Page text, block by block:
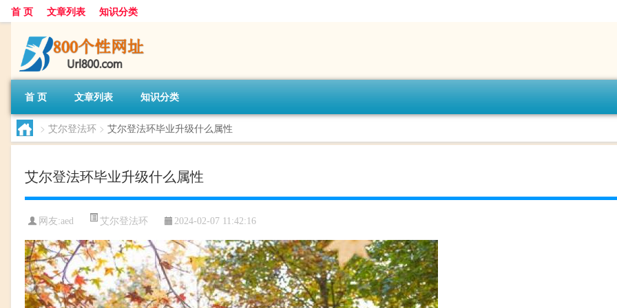
首 页 文章列表 知识分类
首 页 文章列表 知识分类
> 艾尔登法环 > 艾尔登法环毕业升级什么属性
艾尔登法环毕业升级什么属性
网友:aed 艾尔登法环 2024-02-07 11:42:16